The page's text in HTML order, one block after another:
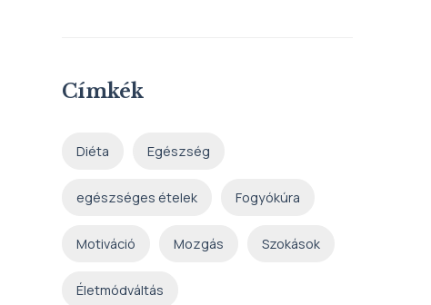
Címkék
Diéta Egészség
egészséges ételek Fogyókúra
Motiváció Mozgás Szokások
Életmódváltás